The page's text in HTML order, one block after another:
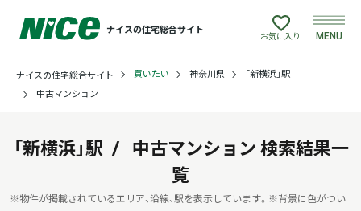
ナイスの住宅総合サイト
買いたい
建てたい
お気に入り MENU
ナイスの住宅総合サイト 買いたい 神奈川県
「新横浜」駅
中古マンション
「新横浜」駅 中古マンション 検索結果一
覧
※物件が掲載されているエリア、沿線、駅を表示しています。 ※背景に色がつい